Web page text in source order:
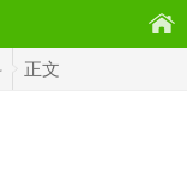
正文